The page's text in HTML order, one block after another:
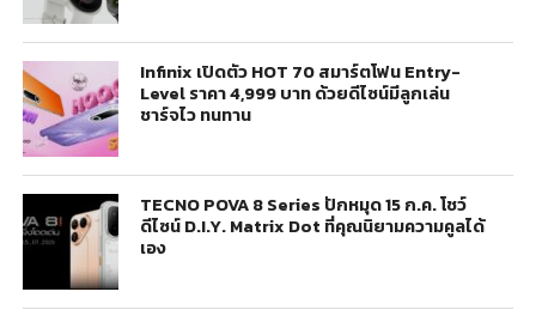
Infinix เปิดตัว HOT 70 สมาร์ตโฟน Entry-
Level ราคา 4,999 บาท ด้วยดีไซน์มีลูกเล่น
ชาร์จไว ทนทาน
TECNO POVA 8 Series ปักหมุด 15 ก.ค. โชว์
ดีไซน์ D.I.Y. Matrix Dot ที่คุณนิยามความคูลได้
เอง